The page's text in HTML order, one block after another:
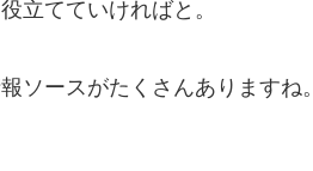
立てていければと。
ソースがたくさんありますね。